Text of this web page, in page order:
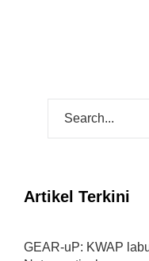
Artikel Terkini
GEAR-uP: KWAP